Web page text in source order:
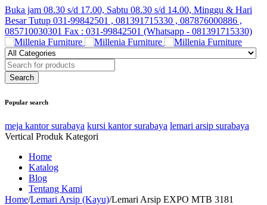
Buka jam 08.30 s/d 17.00, Sabtu 08.30 s/d 14.00, Minggu & Hari
Besar Tutup 031-99842501 , 081391715330 , 087876000886 ,
085710030301 Fax : 031-99842501 (Whatsapp - 081391715330)
Popular search
meja kantor surabaya kursi kantor surabaya lemari arsip surabaya
Vertical Produk Kategori
Home
Katalog
Blog
Tentang Kami
Home/Lemari Arsip (Kayu)/Lemari Arsip EXPO MTB 3181